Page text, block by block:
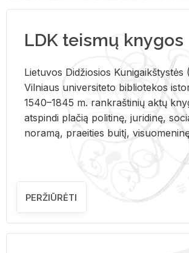
LDK teismų knygos
Lie­tu­vos Di­džio­sios
Vil­niaus uni­ver­si­te­to bi­b­lio­te­kos
1540–1845 m. rank­raš­ti­nių aktų
at­spin­di pla­čią po­li­ti­nę, ju­ri­di­nę,
no­ra­mą, pra­ei­ties bui­tį,
PERŽIŪRĖTI